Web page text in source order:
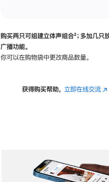
购买两只可组建立体声组合脚
²；多加几只
广播功能。
你可以在购物袋中更改商品数量。
获得购买帮助， 立即在线交流(在